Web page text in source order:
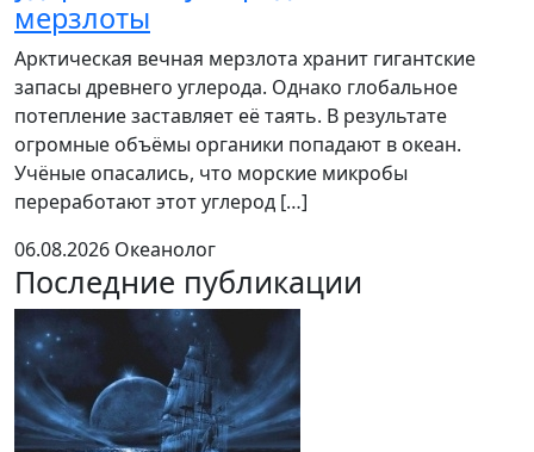
мерзлоты
Арктическая вечная мерзлота хранит гигантские
запасы древнего углерода. Однако глобальное
потепление заставляет её таять. В результате
огромные объёмы органики попадают в океан.
Учёные опасались, что морские микробы
переработают этот углерод […]
06.08.2026 Океанолог
Последние публикации